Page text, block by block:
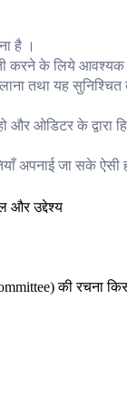
है ।
के लिये आवश्यक
लाना तथा यह
और ओडिटर के द्वारा
अपनाई जा सके
की रचना